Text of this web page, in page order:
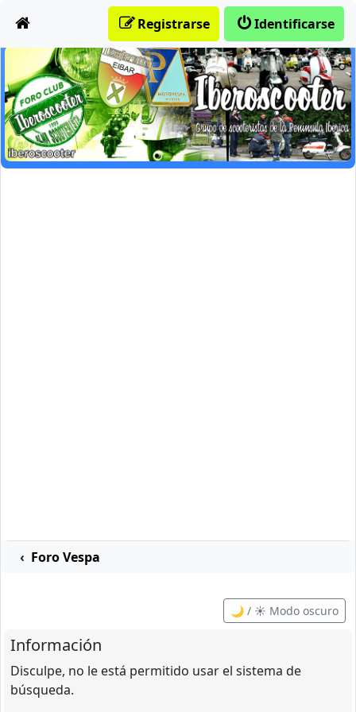
Identificarse
Registrarse
Foro Vespa
🌙 / ☀️ Modo oscuro
Información
Disculpe, no le está permitido usar el sistema de
búsqueda.